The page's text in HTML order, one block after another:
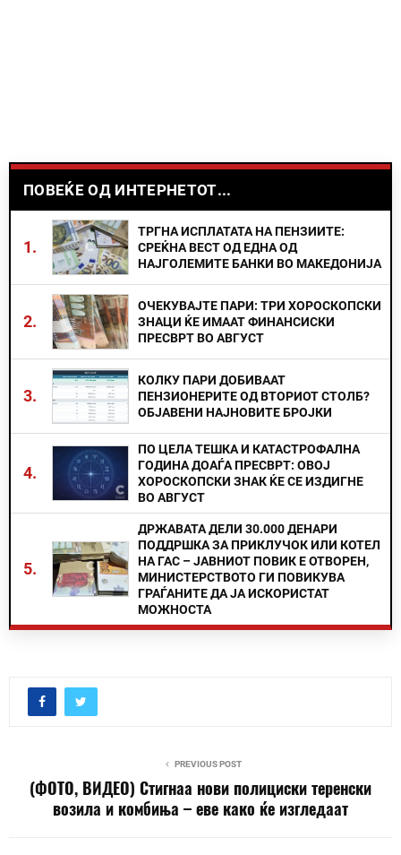
ПОВЕЌЕ ОД ИНТЕРНЕТОТ...
1.
ТРГНА ИСПЛАТАТА НА ПЕНЗИИТЕ:
СРЕЌНА ВЕСТ ОД ЕДНА ОД
НАЈГОЛЕМИТЕ БАНКИ ВО МАКЕДОНИЈА
2.
ОЧЕКУВАЈТЕ ПАРИ: ТРИ ХОРОСКОПСКИ
ЗНАЦИ ЌЕ ИМААТ ФИНАНСИСКИ
ПРЕСВРТ ВО АВГУСТ
3.
КОЛКУ ПАРИ ДОБИВААТ
ПЕНЗИОНЕРИТЕ ОД ВТОРИОТ СТОЛБ?
ОБЈАВЕНИ НАЈНОВИТЕ БРОЈКИ
4.
ПО ЦЕЛА ТЕШКА И КАТАСТРОФАЛНА
ГОДИНА ДОАЃА ПРЕСВРТ: ОВОЈ
ХОРОСКОПСКИ ЗНАК ЌЕ СЕ ИЗДИГНЕ
ВО АВГУСТ
5.
ДРЖАВАТА ДЕЛИ 30.000 ДЕНАРИ
ПОДДРШКА ЗА ПРИКЛУЧОК ИЛИ КОТЕЛ
НА ГАС – ЈАВНИОТ ПОВИК Е ОТВОРЕН,
МИНИСТЕРСТВОТО ГИ ПОВИКУВА
ГРАЃАНИТЕ ДА ЈА ИСКОРИСТАТ
МОЖНОСТА
PREVIOUS POST
(ФОТО, ВИДЕО) Стигнаа нови полициски теренски
возила и комбиња – еве како ќе изгледаат